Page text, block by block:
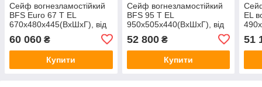
Сейф вогнезламостійкий
BFS Euro 67 T EL
670х480х445(ВхШхГ), від
зламу 2 клас, від вогню 60
хв., з електронним замком
60 060 ₴
Купити
Сейф вогнезламостійкий
BFS 95 T EL
950х505х440(ВхШхГ), від
зламу 1 клас, від вогню 30
хв., з електронним замком
52 800₴
Купити
EL
хв.,
51